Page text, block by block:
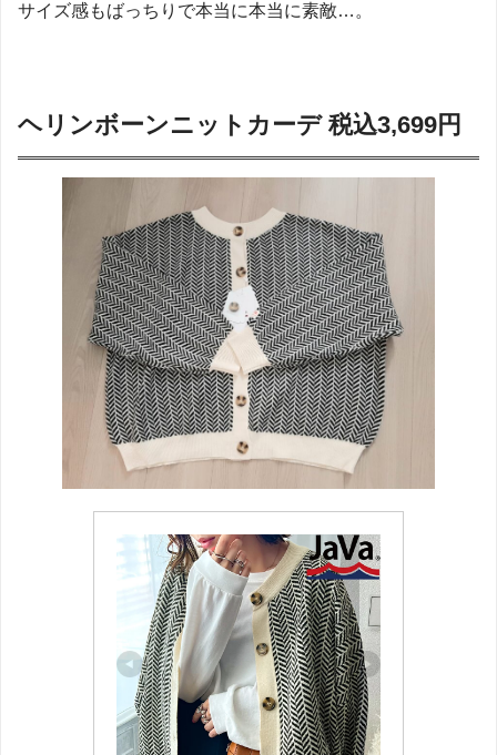
サイズ感もばっちりで本当に本当に素敵…。
ヘリンボーンニットカーデ 税込3,699円